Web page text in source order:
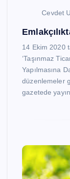
Cevdet
14 Ekim 2020
‘Taşınmaz
Yapılmasına
düzenlemeler
gazetede